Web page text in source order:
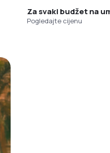
Za svaki budžet na
Pogledajte cijenu